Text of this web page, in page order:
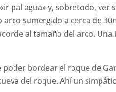
pal agua» y, sobretodo, ver
arco sumergido a cerca de
al tamaño del arco.
poder bordear el roque de
del roque. Ahí un